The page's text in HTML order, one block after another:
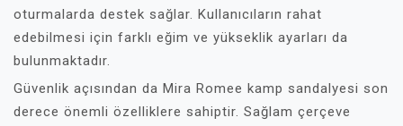
oturmalarda destek sağlar. Kullanıcıların rahat
edebilmesi için farklı eğim ve yükseklik ayarları da
bulunmaktadır.
Güvenlik açısından da Mira Romee kamp sandalyesi son
derece önemli özelliklere sahiptir. Sağlam çerçeve